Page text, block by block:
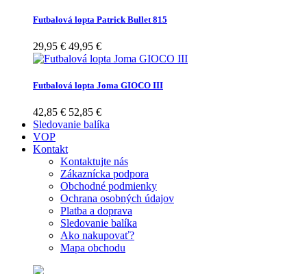
Futbalová lopta Patrick Bullet 815
29,95 € 49,95 €
Futbalová lopta Joma GIOCO III
42,85 € 52,85 €
Sledovanie balíka
VOP
Kontakt
Kontaktujte nás
Zákaznícka podpora
Obchodné podmienky
Ochrana osobných údajov
Platba a doprava
Sledovanie balíka
Ako nakupovať?
Mapa obchodu